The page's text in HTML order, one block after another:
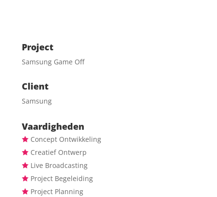
Project
Samsung Game Off
Client
Samsung
Vaardigheden
Concept Ontwikkeling
Creatief Ontwerp
Live Broadcasting
Project Begeleiding
Project Planning